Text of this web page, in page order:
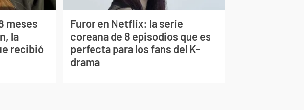
meses
la
recibió
Furor en Netflix: la serie
coreana de 8 episodios que es
perfecta para los fans del K-
drama